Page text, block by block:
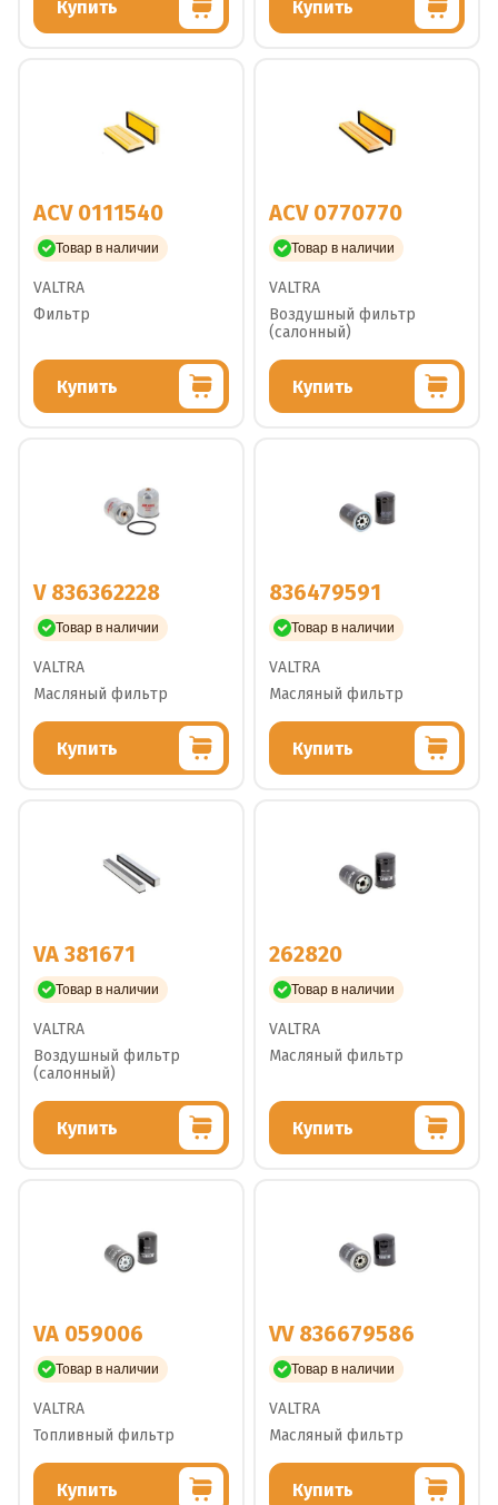
Купить Купить
ACV 0111540
Товар в наличии
VALTRA
Фильтр
Купить
ACV 0770770
Товар в наличии
VALTRA
Воздушный фильтр
(салонный)
Купить
V 836362228
Товар в наличии
VALTRA
Масляный фильтр
Купить
836479591
Товар в наличии
VALTRA
Масляный фильтр
Купить
VA 381671
Товар в наличии
VALTRA
Воздушный фильтр
(салонный)
Купить
262820
Товар в наличии
VALTRA
Масляный фильтр
Купить
VA 059006
Товар в наличии
VALTRA
Топливный фильтр
Купить
VV 836679586
Товар в наличии
VALTRA
Масляный фильтр
Купить